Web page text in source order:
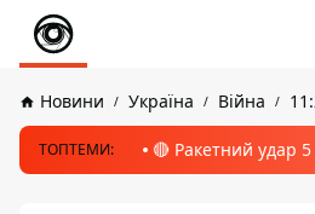
Новини Україна Війна
ТОПТЕМИ: 🔴 Ракетний удар